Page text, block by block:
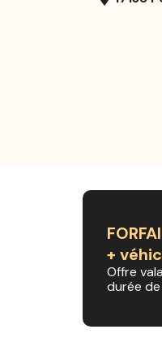
+
Offre
durée